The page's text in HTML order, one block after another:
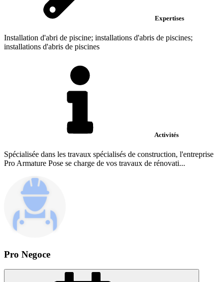
Expertises
Installation d'abri de piscine; installations d'abris de piscines;
installations d'abris de piscines
Activités
Spécialisée dans les travaux spécialisés de construction, l'entreprise
Pro Armature Pose se charge de vos travaux de rénovati...
Pro Negoce